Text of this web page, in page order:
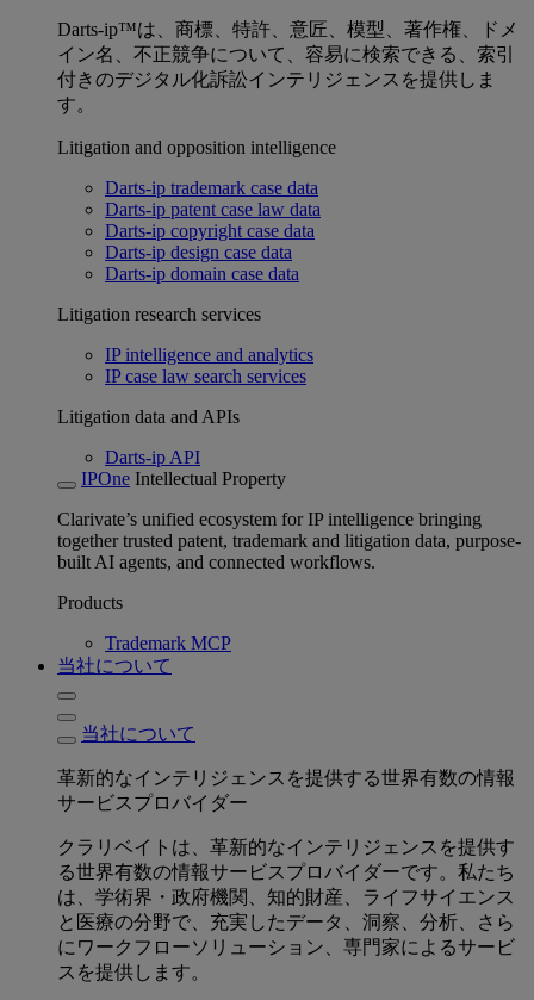
Darts-ip™は、商標、特許、意匠、模型、著作権、ドメ
イン名、不正競争について、容易に検索できる、索引
付きのデジタル化訴訟インテリジェンスを提供しま
す。
Litigation and opposition intelligence
Darts-ip trademark case data
Darts-ip patent case law data
Darts-ip copyright case data
Darts-ip design case data
Darts-ip domain case data
Litigation research services
IP intelligence and analytics
IP case law search services
Litigation data and APIs
Darts-ip API
IPOne Intellectual Property
Clarivate’s unified ecosystem for IP intelligence bringing
together trusted patent, trademark and litigation data, purpose-
built AI agents, and connected workflows.
Products
Trademark MCP
当社について
当社について
革新的なインテリジェンスを提供する世界有数の情報
サービスプロバイダー
クラリベイトは、革新的なインテリジェンスを提供す
る世界有数の情報サービスプロバイダーです。私たち
は、学術界・政府機関、知的財産、ライフサイエンス
と医療の分野で、充実したデータ、洞察、分析、さら
にワークフローソリューション、専門家によるサービ
スを提供します。